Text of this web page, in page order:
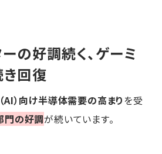
の好調続く、ゲーミ
回復
AI）向け半導体需要の高まりを受
門の好調が続いています。